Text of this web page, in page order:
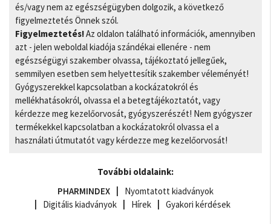
és/vagy nem az egészségügyben dolgozik, a következő
figyelmeztetés Önnek szól.
Figyelmeztetés!Az oldalon található információk, amennyiben
azt - jelen weboldal kiadója szándékai ellenére - nem
egészségügyi szakember olvassa, tájékoztató jellegűek,
semmilyen esetben sem helyettesítik szakember véleményét!
Gyógyszerekkel kapcsolatban a kockázatokról és
mellékhatásokról, olvassa el a betegtájékoztatót, vagy
kérdezze meg kezelőorvosát, gyógyszerészét! Nem gyógyszer
termékekkel kapcsolatban a kockázatokról olvassa el a
használati útmutatót vagy kérdezze meg kezelőorvosát!
További oldalaink:
PHARMINDEX
Nyomtatott kiadványok
Digitális kiadványok
Hírek Gyakori kérdések